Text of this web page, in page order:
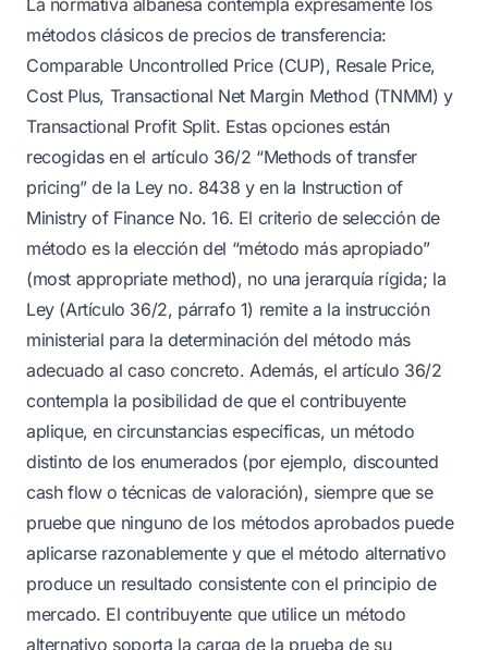
La normativa albanesa contempla expresamente los
métodos clásicos de precios de transferencia:
Comparable Uncontrolled Price (CUP), Resale Price,
Cost Plus, Transactional Net Margin Method (TNMM) y
Transactional Profit Split. Estas opciones están
recogidas en el artículo 36/2 “Methods of transfer
pricing” de la Ley no. 8438 y en la Instruction of
Ministry of Finance No. 16. El criterio de selección de
método es la elección del “método más apropiado”
(most appropriate method), no una jerarquía rígida; la
Ley (Artículo 36/2, párrafo 1) remite a la instrucción
ministerial para la determinación del método más
adecuado al caso concreto. Además, el artículo 36/2
contempla la posibilidad de que el contribuyente
aplique, en circunstancias específicas, un método
distinto de los enumerados (por ejemplo, discounted
cash flow o técnicas de valoración), siempre que se
pruebe que ninguno de los métodos aprobados puede
aplicarse razonablemente y que el método alternativo
produce un resultado consistente con el principio de
mercado. El contribuyente que utilice un método
alternativo soporta la carga de la prueba de su